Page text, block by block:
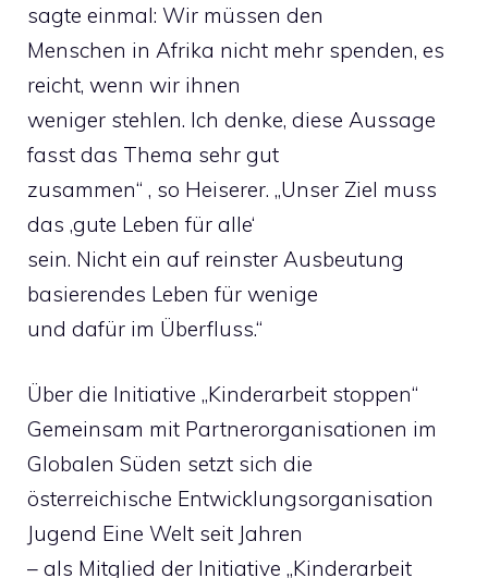
sagte einmal: Wir müssen den
Menschen in Afrika nicht mehr spenden, es
reicht, wenn wir ihnen
weniger stehlen. Ich denke, diese Aussage
fasst das Thema sehr gut
zusammen“ , so Heiserer. „Unser Ziel muss
das ‚gute Leben für alle‘
sein. Nicht ein auf reinster Ausbeutung
basierendes Leben für wenige
und dafür im Überfluss.“
Über die Initiative „Kinderarbeit stoppen“
Gemeinsam mit Partnerorganisationen im
Globalen Süden setzt sich die
österreichische Entwicklungsorganisation
Jugend Eine Welt seit Jahren
– als Mitglied der Initiative „Kinderarbeit